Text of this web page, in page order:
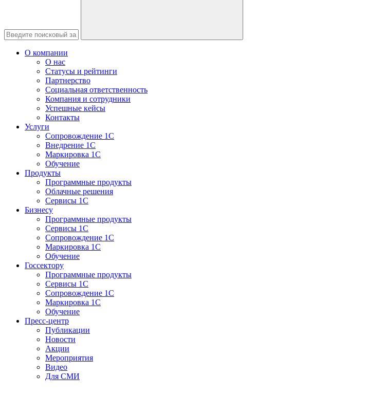
О компании
О нас
Статусы и рейтинги
Партнерство
Социальная ответственность
Компания и сотрудники
Успешные кейсы
Контакты
Услуги
Сопровождение 1С
Внедрение 1С
Маркировка 1С
Обучение
Продукты
Программные продукты
Облачные решения
Сервисы 1С
Бизнесу
Программные продукты
Сервисы 1С
Сопровождение 1С
Маркировка 1С
Обучение
Госсектору
Программные продукты
Сервисы 1С
Сопровождение 1С
Маркировка 1С
Обучение
Пресс-центр
Публикации
Новости
Акции
Мероприятия
Видео
Для СМИ